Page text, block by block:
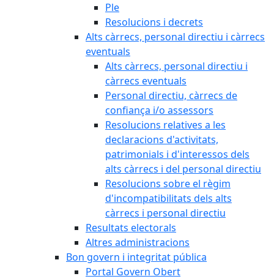
Ple
Resolucions i decrets
Alts càrrecs, personal directiu i càrrecs
eventuals
Alts càrrecs, personal directiu i
càrrecs eventuals
Personal directiu, càrrecs de
confiança i/o assessors
Resolucions relatives a les
declaracions d'activitats,
patrimonials i d'interessos dels
alts càrrecs i del personal directiu
Resolucions sobre el règim
d'incompatibilitats dels alts
càrrecs i personal directiu
Resultats electorals
Altres administracions
Bon govern i integritat pública
Portal Govern Obert